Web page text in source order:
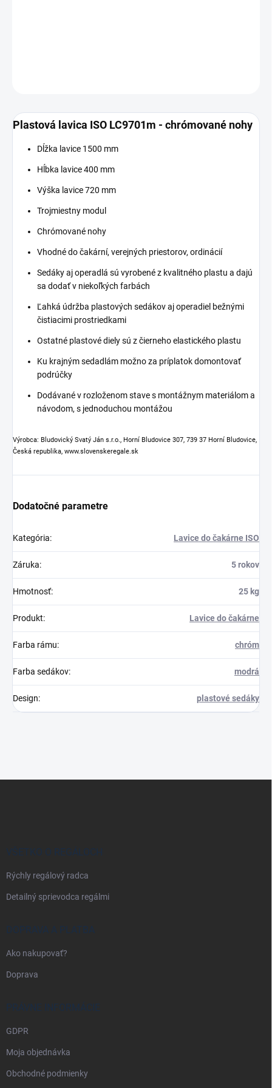
Plastová lavica ISO LC9701m - chrómované nohy
Dĺžka lavice 1500 mm
Hĺbka lavice 400 mm
Výška lavice 720 mm
Trojmiestny modul
Chrómované nohy
Vhodné do čakární, verejných priestorov, ordinácií
Sedáky aj operadlá sú vyrobené z kvalitného plastu a dajú
sa dodať v niekoľkých farbách
Ľahká údržba plastových sedákov aj operadiel bežnými
čistiacimi prostriedkami
Ostatné plastové diely sú z čierneho elastického plastu
Ku krajným sedadlám možno za príplatok domontovať
podrúčky
Dodávané v rozloženom stave s montážnym materiálom a
návodom, s jednoduchou montážou
Výrobca: Bludovický Svatý Ján s.r.o., Horní Bludovice 307, 739 37 Horní Bludovice,
Česká republika, www.slovenskeregale.sk
Dodatočné parametre
Kategória: Lavice do čakárne ISO
Záruka: 5 rokov
Hmotnosť: 25 kg
Produkt: Lavice do čakárne
Farba rámu: chróm
Farba sedákov: modrá
Design: plastové sedáky
VŠETKO O REGÁLOCH
Rýchly regálový radca
Detailný sprievodca regálmi
DOPRAVA A PLATBA
Ako nakupovať?
Doprava
PRÁVNE INFORMÁCIE
GDPR
Moja objednávka
Obchodné podmienky